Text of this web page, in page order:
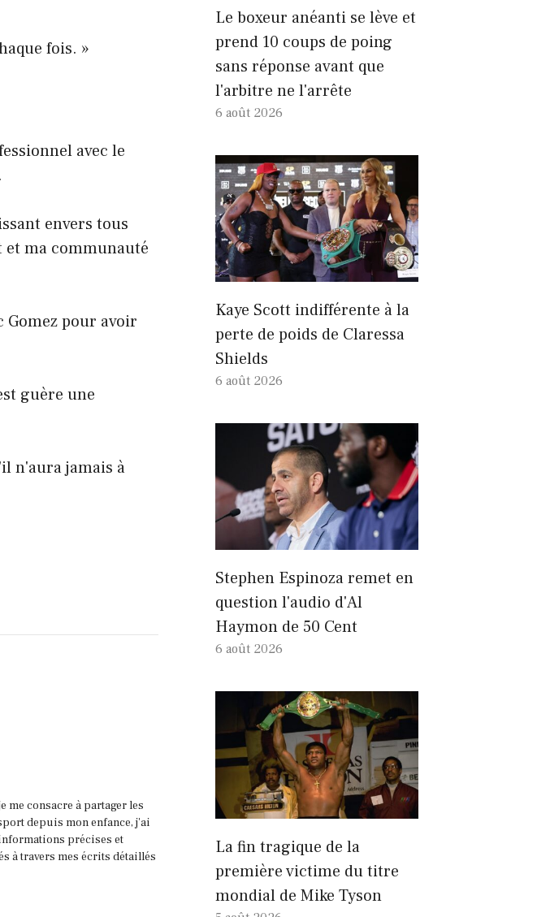
fois. »
avec le
envers tous
ma communauté
Gomez pour avoir
guère une
n'aura jamais à
me consacre à partager les
depuis mon enfance, j'ai
précises et
à travers mes écrits détaillés
Le boxeur anéanti se lève et
prend 10 coups de poing
sans réponse avant que
l'arbitre ne l'arrête
6 août 2026
Kaye Scott indifférente à la
perte de poids de Claressa
Shields
6 août 2026
Stephen Espinoza remet en
question l'audio d'Al
Haymon de 50 Cent
6 août 2026
La fin tragique de la
première victime du titre
mondial de Mike Tyson